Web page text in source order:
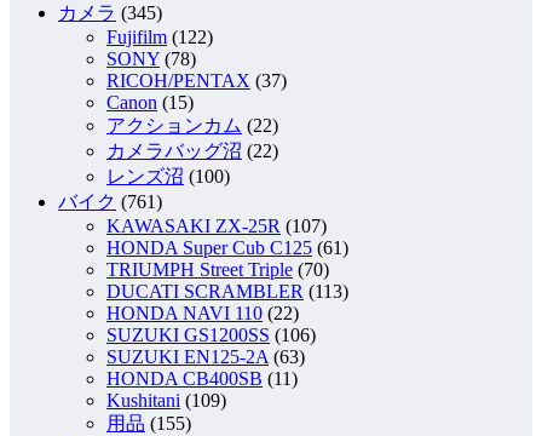
カメラ (345)
Fujifilm (122)
SONY (78)
RICOH/PENTAX (37)
Canon (15)
アクションカム (22)
カメラバッグ沼 (22)
レンズ沼 (100)
バイク (761)
KAWASAKI ZX-25R (107)
HONDA Super Cub C125 (61)
TRIUMPH Street Triple (70)
DUCATI SCRAMBLER (113)
HONDA NAVI 110 (22)
SUZUKI GS1200SS (106)
SUZUKI EN125-2A (63)
HONDA CB400SB (11)
Kushitani (109)
用品 (155)